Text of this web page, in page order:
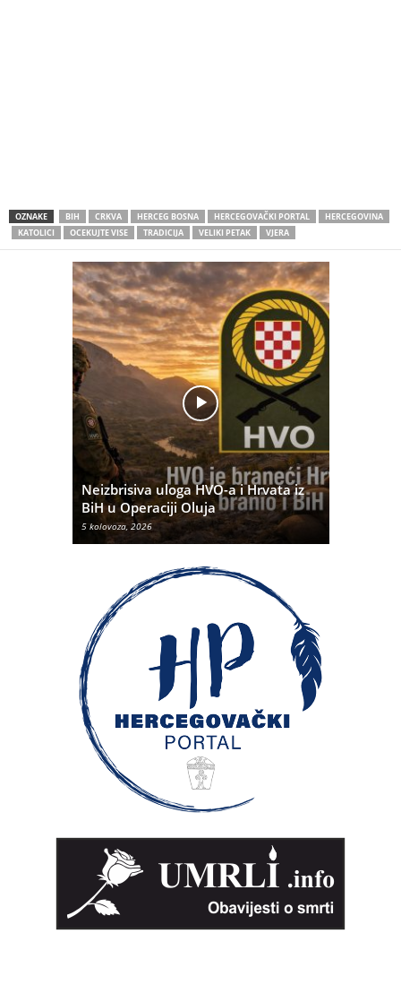
OZNAKE BIH CRKVA HERCEG BOSNA HERCEGOVAČKI PORTAL
HERCEGOVINA
KATOLICI
OCEKUJTE VISE TRADICIJA VELIKI PETAK VJERA
Neizbrisiva uloga HVO-a i Hrvata iz
BiH u Operaciji Oluja
5 kolovoza, 2026